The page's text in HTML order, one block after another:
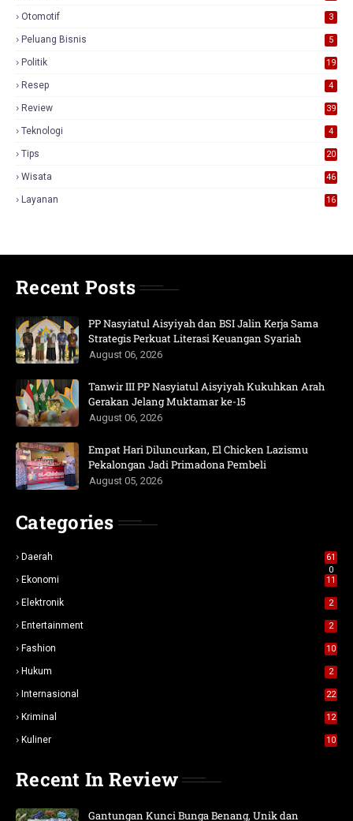
Otomotif 3
Peluang Bisnis 5
Politik 19
Resep 4
Review
39
Teknologi 4
Tips 20
Wisata 46
Layanan 16
Recent Posts
PP Nasyiatul Aisyiyah dan BSI Jalin Kerja Sama
Strategis Perkuat Literasi Keuangan Syariah
August 06, 2026
Tanwir III PP Nasyiatul Aisyiyah Kukuhkan Arah
Gerakan Jelang Muktamar ke-15
August 06, 2026
Empat Hari Diluncurkan, El Chicken Lazismu
Pekalongan Jadi Primadona Pembeli
August 05, 2026
Categories
Daerah
61
0
Ekonomi 11
Elektronik 2
Entertainment 2
Fashion 10
Hukum 2
Internasional 22
Kriminal 12
Kuliner 10
Recent In Review
Gantungan Kunci Bunga Benang, Unik dan